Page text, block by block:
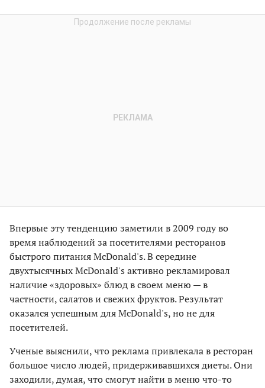
Впервые эту тенденцию заметили в 2009 году во
время наблюдений за посетителями ресторанов
быстрого питания McDonald's. В середине
двухтысячных McDonald's активно рекламировал
наличие «здоровых» блюд в своем меню — в
частности, салатов и свежих фруктов. Результат
оказался успешным для McDonald's, но не для
посетителей.
Ученые выяснили, что реклама привлекала в ресторан
большое число людей, придерживавшихся диеты. Они
заходили, думая, что смогут найти в меню что-то